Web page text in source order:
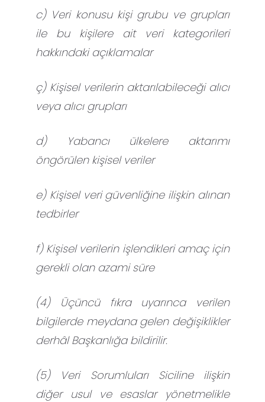
c) Veri konusu kişi grubu ve grupları
ile bu kişilere ait veri kategorileri
hakkındaki açıklamalar
ç) Kişisel verilerin aktarılabileceği alıcı
veya alıcı grupları
d) Yabancı ülkelere aktarımı
öngörülen kişisel veriler
e) Kişisel veri güvenliğine ilişkin alınan
tedbirler
f) Kişisel verilerin işlendikleri amaç için
gerekli olan azami süre
(4) Üçüncü fıkra uyarınca verilen
bilgilerde meydana gelen değişiklikler
derhâl Başkanlığa bildirilir.
(5) Veri Sorumluları Siciline ilişkin
diğer usul ve esaslar yönetmelikle